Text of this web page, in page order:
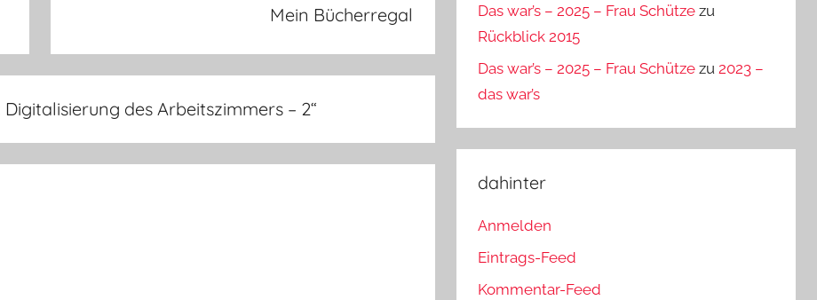
Mein Bücherregal
des Arbeitszimmers – 2“
Das war’s – 2025 – Frau Schütze zu
Rückblick 2015
Das war’s – 2025 – Frau Schütze zu 2023 –
das war’s
dahinter
Anmelden
Eintrags-Feed
Kommentar-Feed